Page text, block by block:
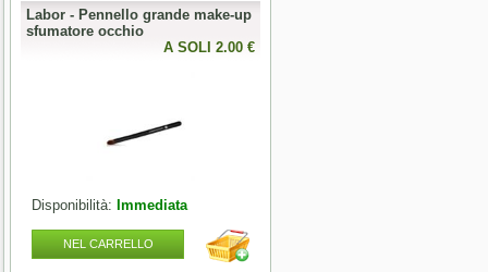
Labor - Pennello grande make-up
sfumatore occhio
A SOLI 2.00 €
Disponibilità: Immediata
NEL CARRELLO